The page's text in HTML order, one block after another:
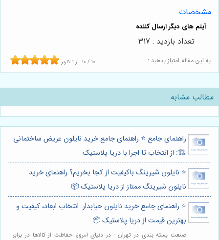
مشخصات
به این مقاله امتیاز بدهید : 10 / 10 از 1 کاربر
تعداد بازدید : 317
مطالب مشابه
راهنمای جامع ⭐️ راهنمای جامع خرید نایلون عریض ساختمانی
🏗️: از انتخاب تا اجرا با دریا پلاستیک
⭐️ نایلون شیرینگ باکیفیت از کجا بخریم؟ راهنمای خرید
نایلون شیرینگ ممتاز از دریا پلاستیک 📦
⭐️ راهنمای جامع خرید نایلون حبابدار: انتخاب ابعاد، کیفیت و
بهترین قیمت از دریا پلاستیک 📦
صنعت بسته بندی در تهران - در دنیای امروز، حفاظت از کالاها در برابر